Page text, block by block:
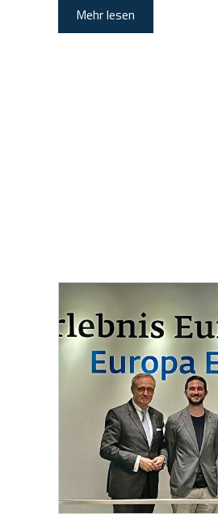
Mehr lesen